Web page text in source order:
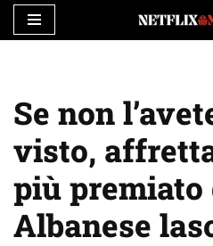
contenuto
Se non
visto,
più
Albanese